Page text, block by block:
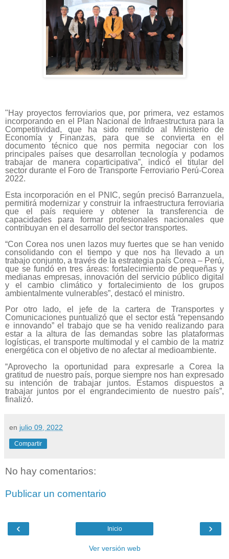
"Hay proyectos ferroviarios que, por primera, vez estamos
incorporando en el Plan Nacional de Infraestructura para la
Competitividad, que ha sido remitido al Ministerio de
Economía y Finanzas, para que se convierta en el
documento técnico que nos permita negociar con los
principales países que desarrollan tecnología y podamos
trabajar de manera coparticipativa”, indicó el titular del
sector durante el Foro de Transporte Ferroviario Perú-Corea
2022.
Esta incorporación en el PNIC, según precisó Barranzuela,
permitirá modernizar y construir la infraestructura ferroviaria
que el país requiere y obtener la transferencia de
capacidades para formar profesionales nacionales que
contribuyan en el desarrollo del sector transportes.
“Con Corea nos unen lazos muy fuertes que se han venido
consolidando con el tiempo y que nos ha llevado a un
trabajo conjunto, a través de la estrategia país Corea – Perú,
que se fundó en tres áreas: fortalecimiento de pequeñas y
medianas empresas, innovación del servicio público digital
y el cambio climático y fortalecimiento de los grupos
ambientalmente vulnerables”, destacó el ministro.
Por otro lado, el jefe de la cartera de Transportes y
Comunicaciones puntualizó que el sector está “repensando
e innovando” el trabajo que se ha venido realizando para
estar a la altura de las demandas sobre las plataformas
logísticas, el transporte multimodal y el cambio de la matriz
energética con el objetivo de no afectar al medioambiente.
“Aprovecho la oportunidad para expresarle a Corea la
gratitud de nuestro país, porque siempre nos han expresado
su intención de trabajar juntos. Estamos dispuestos a
trabajar juntos por el engrandecimiento de nuestro país”,
finalizó.
en julio 09, 2022
Compartir
No hay comentarios:
Publicar un comentario
‹ ›
Inicio
Ver versión web